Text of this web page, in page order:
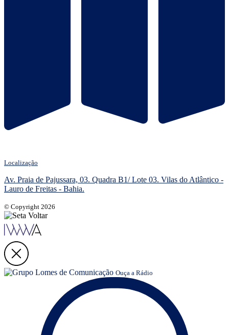
Localização
Av. Praia de Pajussara, 03. Quadra B1/ Lote 03. Vilas do Atlântico -
Lauro de Freitas - Bahia.
© Copyright 2026
Ouça a Rádio